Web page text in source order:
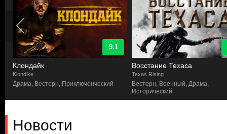
9.1
Клондайк
Klondike
Драма, Вестерн, Приключенческий
Восстание Техаса
Texas Rising
Вестерн, Военный, Драма,
Исторический
Новости